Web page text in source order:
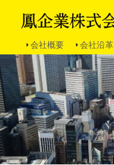
会社概要 会社沿革